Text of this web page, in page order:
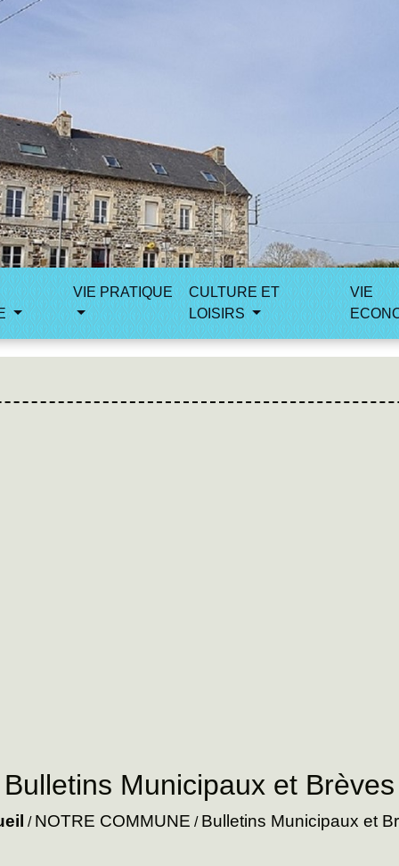
VIE PRATIQUE
CULTURE ET
LOISIRS
VIE
Bulletins Municipaux et Brèves
/ NOTRE COMMUNE / Bulletins Municipaux et